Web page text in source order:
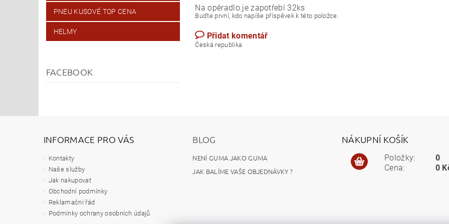
PNEU KUSOVÉ TOP CENA
HELMY
FACEBOOK
Na opěradlo je zapotřebí 32ks
Buďte první, kdo napíše příspěvek k této položce.
Přidat komentář
Česká republika
INFORMACE PRO VÁS
Kontakty
Naše služby
Jak nakupovat
Obchodní podmínky
Reklamační řád
Podmínky ochrany osobních údajů
BLOG
NENÍ GUMA JAKO GUMA
JAK BALÍME VAŠE OBJEDNÁVKY ?
NÁKUPNÍ KOŠÍK
Položky:
Cena:
0
0